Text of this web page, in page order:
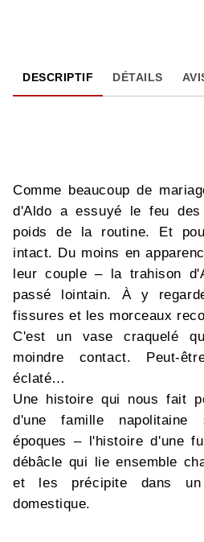
DESCRIPTIF DÉTAILS
Comme beaucoup de
d'Aldo a essuyé le feu
poids de la routine. Et
intact. Du moins en
leur couple – la trahison
passé lointain. À y
fissures et les morceaux
C'est un vase craquelé
moindre contact. Peut-
éclaté…
Une histoire qui nous fait
d'une famille napolitaine
époques – l'histoire d'une
débâcle qui lie ensemble
et les précipite dans un
domestique.